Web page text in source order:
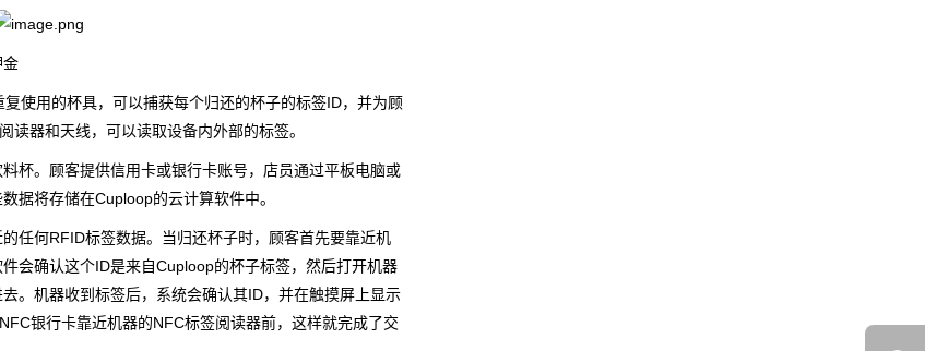
金
使用的杯具，可以捕获每个归还的杯子的标签ID，并为顾
器和天线，可以读取设备内外部的标签。
杯。顾客提供信用卡或银行卡账号，店员通过平板电脑或
据将存储在Cuploop的云计算软件中。
任何RFID标签数据。当归还杯子时，顾客首先要靠近机
会确认这个ID是来自Cuploop的杯子标签，然后打开机器
。机器收到标签后，系统会确认其ID，并在触摸屏上显示
银行卡靠近机器的NFC标签阅读器前，这样就完成了交